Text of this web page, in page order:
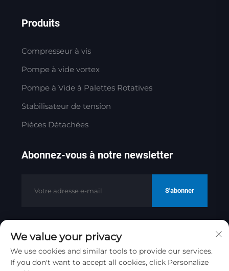
Produits
Compresseur à vis
Pompe à vide vortex
Pompe à Vide à Palettes Rotatives
Stabilisateur de tension
Pièces Détachées
Abonnez-vous à notre newsletter
S'abonner
Copyright © 2025 par Jinan Golden
Bridge Precision Machinery Co.ltd
Politique de confidentialité
We value your privacy
We use cookies and similar tools to provide our services.
If you don't want to accept all cookies, click Personalize